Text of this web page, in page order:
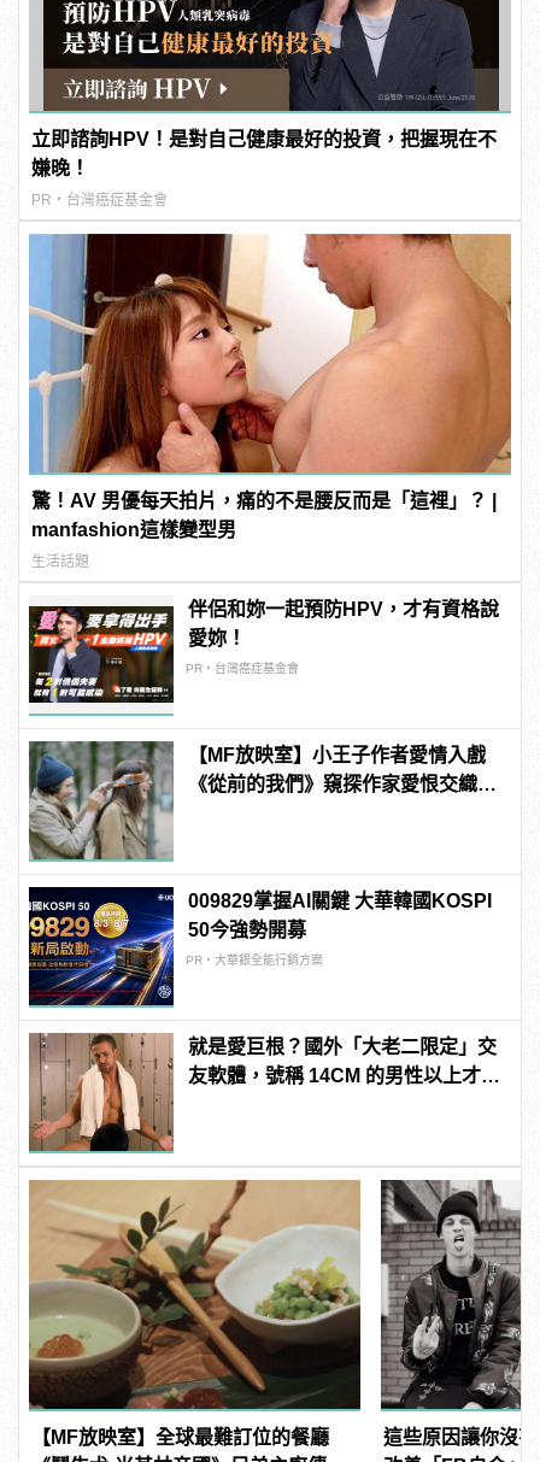
立即諮詢HPV！是對自己健康最好的投資，把握現在不
嫌晚！
PR・台灣癌症基金會
驚！AV 男優每天拍片，痛的不是腰反而是「這裡」？ |
manfashion這樣變型男
生活話題
伴侶和妳一起預防HPV，才有資格說
愛妳！
PR・台灣癌症基金會
【MF放映室】小王子作者愛情入戲
《從前的我們》窺探作家愛恨交織的
009829掌握AI關鍵 大華韓國KOSPI
50今強勢開募
PR・大華銀全能行銷方案
就是愛巨根？國外「大老二限定」交
友軟體，號稱 14CM 的男性以上才給
【MF放映室】全球最難訂位的餐廳
這些原因讓你沒